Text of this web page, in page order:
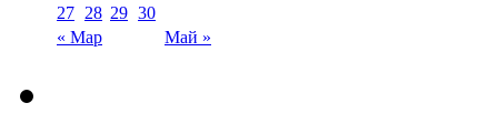
« Мар Май »
27 28 29 30